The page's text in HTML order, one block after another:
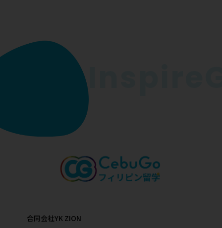
合同会社YK ZION